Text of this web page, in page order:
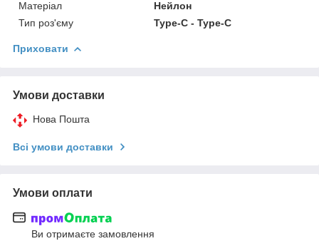
Матеріал
Нейлон
Тип роз'єму
Type-C - Type-C
Приховати
Умови доставки
Нова Пошта
Всі умови доставки
Умови оплати
Ви отримаєте замовлення